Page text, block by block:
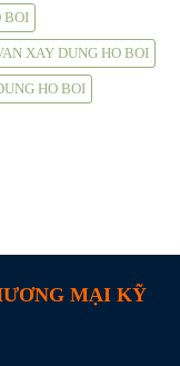
BOI
XAY DUNG HO BOI
HO BOI
MẠI KỸ